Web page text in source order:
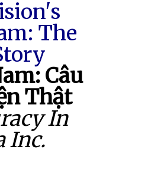
The
Câu
Thật
In
Inc.